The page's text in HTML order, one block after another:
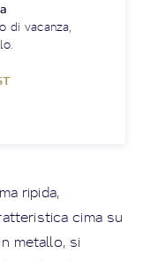
di vacanza,
ripida,
cima su
metallo, si